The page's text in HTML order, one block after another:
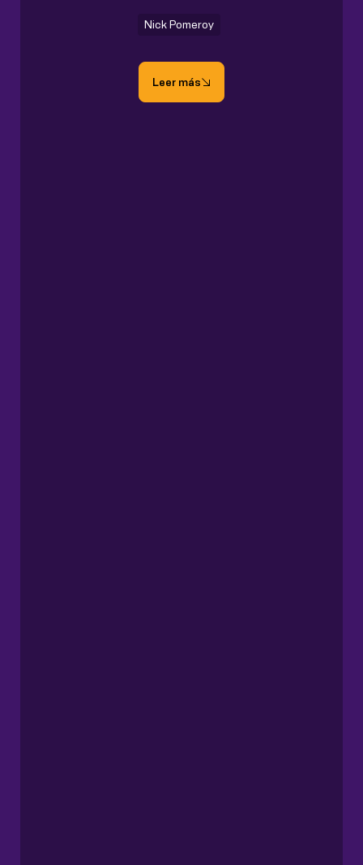
Nick Pomeroy
Leer más